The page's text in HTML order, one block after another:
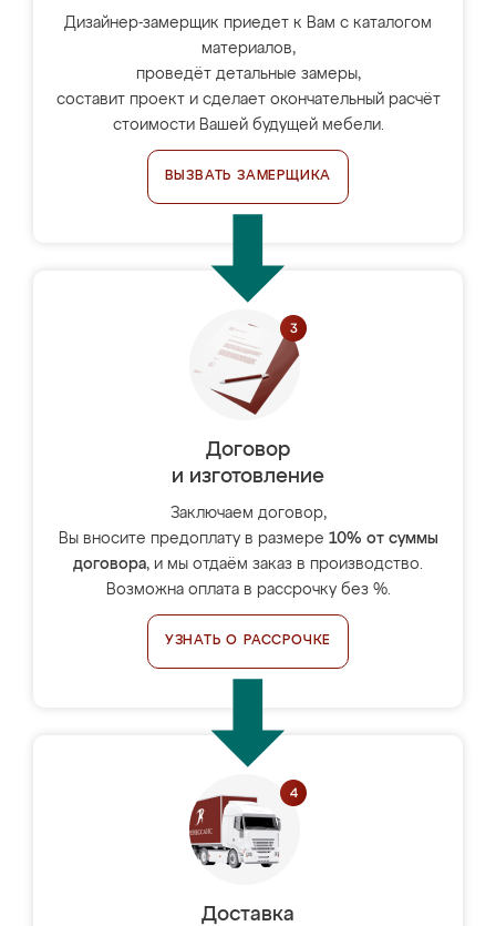
Дизайнер-замерщик приедет к Вам с каталогом
материалов,
проведёт детальные замеры,
составит проект и сделает окончательный расчёт
стоимости Вашей будущей мебели.
ВЫЗВАТЬ ЗАМЕРЩИКА
Договор
и изготовление
Заключаем договор,
Вы вносите предоплату в размере 10% от суммы
договора, и мы отдаём заказ в производство.
Возможна оплата в рассрочку без %.
УЗНАТЬ О РАССРОЧКЕ
Доставка